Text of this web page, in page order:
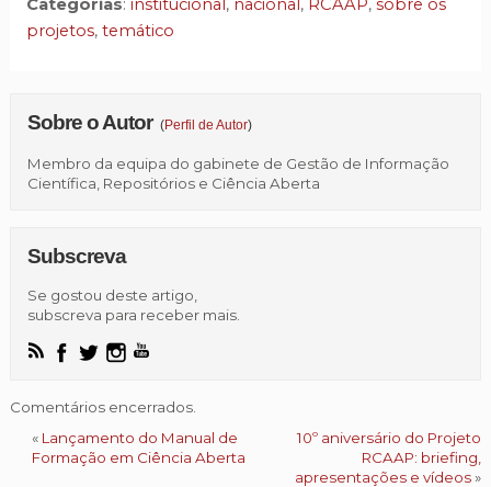
Categorias: institucional, nacional, RCAAP, sobre os
projetos, temático
Sobre o Autor (Perfil de Autor)
Membro da equipa do gabinete de Gestão de Informação
Científica, Repositórios e Ciência Aberta
Subscreva
Se gostou deste artigo,
subscreva para receber mais.
Comentários encerrados.
« Lançamento do Manual de
Formação em Ciência Aberta
10º aniversário do Projeto
RCAAP: briefing,
apresentações e vídeos»